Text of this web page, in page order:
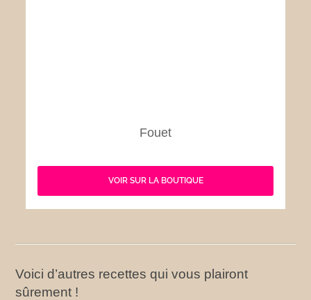
Fouet
VOIR SUR LA BOUTIQUE
Voici d’autres recettes qui vous plairont
sûrement !